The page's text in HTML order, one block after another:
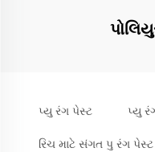
પ્યુ રંગ પેસ્ટ પ્યુ
રિચ માટે સંગત પુ રંગ પેસ્ટ